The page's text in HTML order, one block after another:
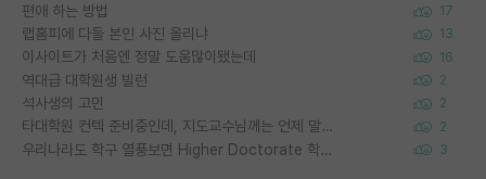
편애 하는 방법 17
랩홈피에 다들 본인 사진 올리냐 13
이사이트가 처음엔 정말 도움많이됐는데 16
역대급 대학원생 빌런 2
석사생의 고민 2
타대학원 컨텍 준비중인데, 지도교수님께는 언제 말씀드려야 할까요? 2
우리나라도 학구 열풍보면 Higher Doctorate 학위가 필요하다고 봅니다. 3